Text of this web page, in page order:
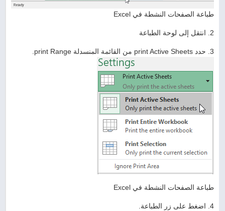
طباعة الصفحات النشطة في Excel
2. انتقل إلى لوحة الطباعة
3. حدد print Active Sheets من القائمة المنسدلة print Range.
طباعة الصفحات النشطة في Excel
4. اضغط على زر الطباعة.